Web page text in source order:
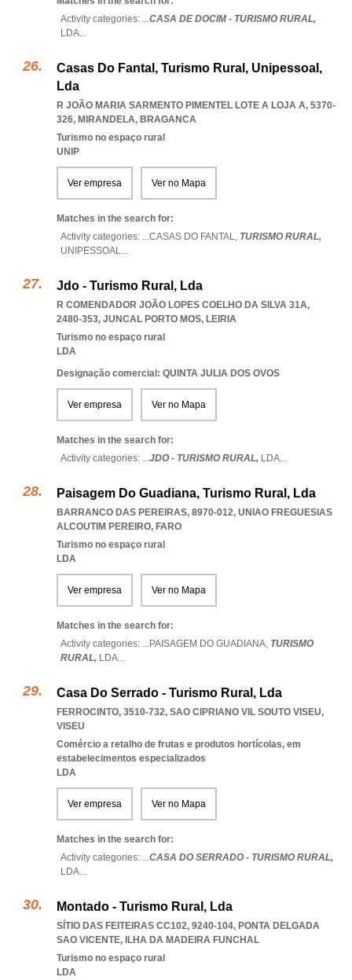
Activity categories: ...CASA DE DOCIM - TURISMO RURAL,
LDA...
Casas Do Fantal, Turismo Rural, Unipessoal,
Lda
R JOÃO MARIA SARMENTO PIMENTEL LOTE A LOJA A, 5370-
326, MIRANDELA, BRAGANCA
Turismo no espaço rural
UNIP
Ver empresa Ver no Mapa
Matches in the search for:
Activity categories: ...CASAS DO FANTAL, TURISMO RURAL,
UNIPESSOAL...
Jdo - Turismo Rural, Lda
R COMENDADOR JOÃO LOPES COELHO DA SILVA 31A,
2480-353, JUNCAL PORTO MOS, LEIRIA
Turismo no espaço rural
LDA
Designação comercial: QUINTA JULIA DOS OVOS
Ver empresa Ver no Mapa
Matches in the search for:
Activity categories: ...JDO - TURISMO RURAL, LDA...
Paisagem Do Guadiana, Turismo Rural, Lda
BARRANCO DAS PEREIRAS, 8970-012, UNIAO FREGUESIAS
ALCOUTIM PEREIRO, FARO
Turismo no espaço rural
LDA
Ver empresa Ver no Mapa
Matches in the search for:
Activity categories: ...PAISAGEM DO GUADIANA, TURISMO
RURAL, LDA...
Casa Do Serrado - Turismo Rural, Lda
FERROCINTO, 3510-732, SAO CIPRIANO VIL SOUTO VISEU,
VISEU
Comércio a retalho de frutas e produtos hortícolas, em
estabelecimentos especializados
LDA
Ver empresa Ver no Mapa
Matches in the search for:
Activity categories: ...CASA DO SERRADO - TURISMO RURAL,
LDA...
Montado - Turismo Rural, Lda
SÍTIO DAS FEITEIRAS CC102, 9240-104, PONTA DELGADA
SAO VICENTE, ILHA DA MADEIRA FUNCHAL
Turismo no espaço rural
LDA